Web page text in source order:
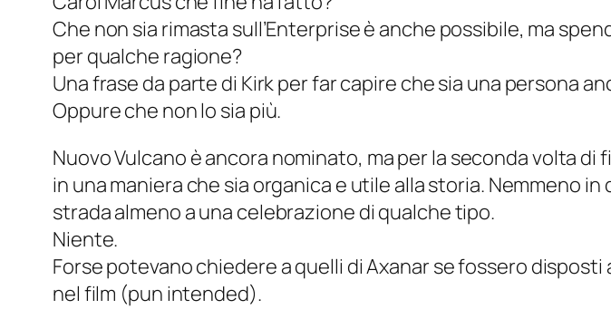
Che non sia rimasta sull’Enterprise è anche possibile, ma
per qualche ragione?
Una frase da parte di Kirk per far capire che sia una persona
Oppure che non lo sia più.
Nuovo Vulcano è ancora nominato, ma per la seconda volta
in una maniera che sia organica e utile alla storia. Nemmeno
strada almeno a una celebrazione di qualche tipo.
Niente.
Forse potevano chiedere a quelli diAxanar se fossero disposti
nel film (pun intended).